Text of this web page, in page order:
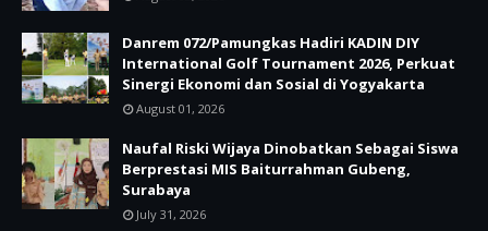
Danrem 072/Pamungkas Hadiri KADIN DIY
International Golf Tournament 2026, Perkuat
Sinergi Ekonomi dan Sosial di Yogyakarta
August 01, 2026
Naufal Riski Wijaya Dinobatkan Sebagai Siswa
Berprestasi MIS Baiturrahman Gubeng,
Surabaya
July 31, 2026